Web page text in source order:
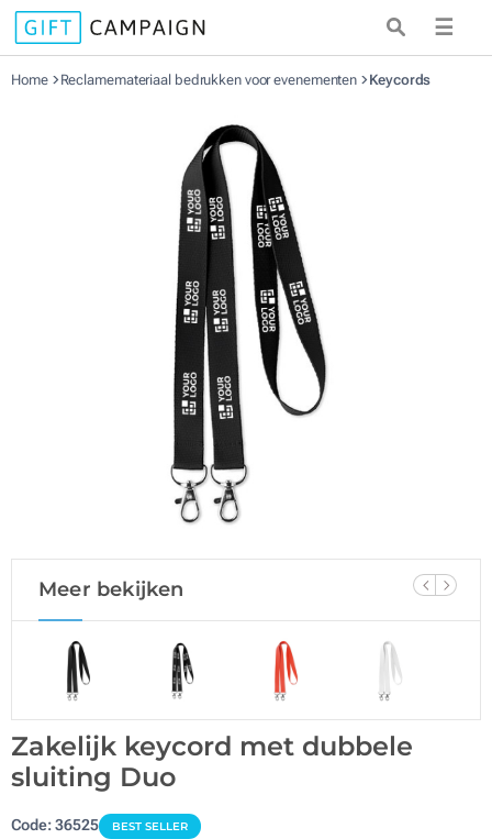
☰
Home Reclamemateriaal bedrukken voor evenementen Keycords
Meer bekijken
Zakelijk keycord met dubbele
sluiting Duo
Code:36525 BEST SELLER